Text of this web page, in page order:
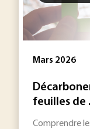
Mars 2026
feuilles de
Comprendre